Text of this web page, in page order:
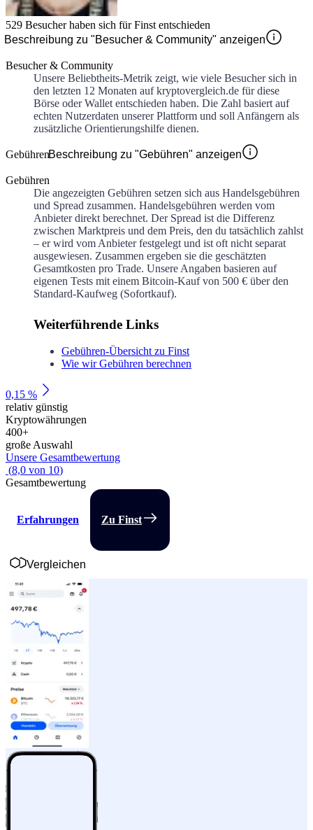
529 Besucher haben sich fürFinst entschieden
Beschreibung zu "Besucher & Community" anzeigen
Besucher & Community
Unsere Beliebtheits-Metrik zeigt, wie viele Besucher sich in
den letzten 12 Monaten auf kryptovergleich.de für diese
Börse oder Wallet entschieden haben. Die Zahl basiert auf
echten Nutzerdaten unserer Plattform und soll Anfängern als
zusätzliche Orientierungshilfe dienen.
GebührenBeschreibung zu "Gebühren" anzeigen
Gebühren
Die angezeigten Gebühren setzen sich aus Handelsgebühren
und Spread zusammen. Handelsgebühren werden vom
Anbieter direkt berechnet. Der Spread ist die Differenz
zwischen Marktpreis und dem Preis, den du tatsächlich zahlst
– er wird vom Anbieter festgelegt und ist oft nicht separat
ausgewiesen. Zusammen ergeben sie die geschätzten
Gesamtkosten pro Trade. Unsere Angaben basieren auf
eigenen Tests mit einem Bitcoin-Kauf von 500 € über den
Standard-Kaufweg (Sofortkauf).
Weiterführende Links
Gebühren-Übersicht zu Finst
Wie wir Gebühren berechnen
0,15 %
relativ günstig
Kryptowährungen
400+
große Auswahl
Unsere Gesamtbewertung
(8,0 von 10)
Gesamtbewertung
Erfahrungen Zu Finst
Vergleichen